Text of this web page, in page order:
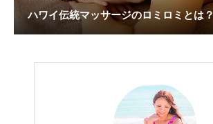
ハワイ伝統マッサージのロミロミとは？